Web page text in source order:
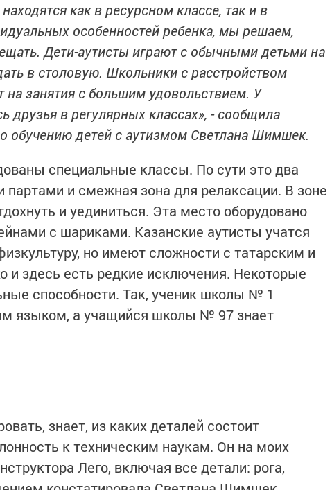
как в ресурсном классе, так и в
особенностей ребенка, мы решаем,
Дети-аутисты играют с обычными детьми на
в столовую. Школьники с расстройством
на занятия с большим удовольствием. У
друзья в регулярных классах», - сообщила
обучению детей с аутизмом Светлана Шимшек.
специальные классы. По сути это два
партами и смежная зона для релаксации. В зоне
и уединиться. Эта место оборудовано
с шариками. Казанские аутисты учатся
но имеют сложности с татарским и
и здесь есть редкие исключения. Некоторые
способности. Так, ученик школы № 1
языком, а учащийся школы № 97 знает
знает, из каких деталей состоит
к техническим наукам. Он на моих
Лего, включая все детали: рога,